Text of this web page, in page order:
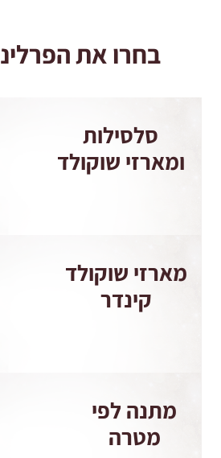
בחרו את
סלסילות
ומארזי שוקולד
מארזי שוקולד
קינדר
מתנה לפי
מטרה